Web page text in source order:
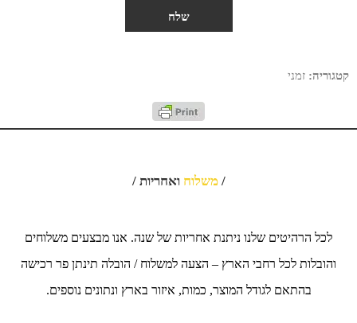
קטגוריה: זמני
/משלוח ואחריות /
לכל הרהיטים שלנו ניתנת אחריות של שנה. אנו מבצעים משלוחים
והובלות לכל רחבי הארץ – הצעה למשלוח / הובלה תינתן פר רכישה
בהתאם לגודל המוצר, כמות, איזור בארץ ונתונים נוספים.